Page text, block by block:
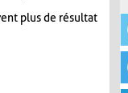
plus de résultat